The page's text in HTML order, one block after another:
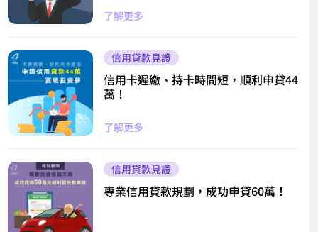
了解更多
信用貸款見證
信用卡遲繳、持卡時間短，順利申貸44
萬！
了解更多
信用貸款見證
專業信用貸款規劃，成功申貸60萬！